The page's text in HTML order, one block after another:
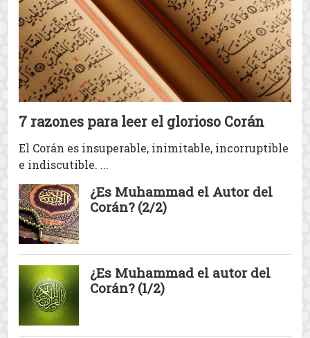
View all TheCreencias islámicasposts
El Corán
7 razones para leer el glorioso Corán